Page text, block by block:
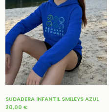
SUDADERA INFANTIL SMILEYS AZUL
20,00 €